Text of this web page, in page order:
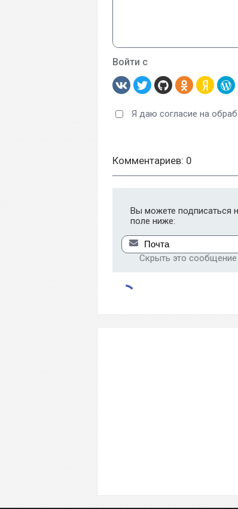
Войти с
Я даю согласие на
Комментариев: 0
Вы можете подписаться
поле ниже:
Скрыть это сообщение